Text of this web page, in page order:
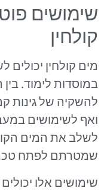
שימושים
קולחין
מים קולחין
במוסדות לימוד.
להשקיה של גינות
ואף לשימושים
לשלב את המים
שמטרתם לפתח
שימושים אלו